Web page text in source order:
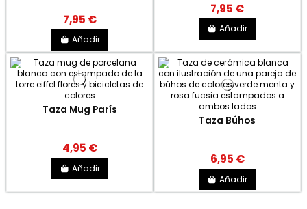
7,95 €
Añadir
7,95 €
Añadir
Taza Mug París
4,95 €
Añadir
Taza Búhos
6,95 €
Añadir